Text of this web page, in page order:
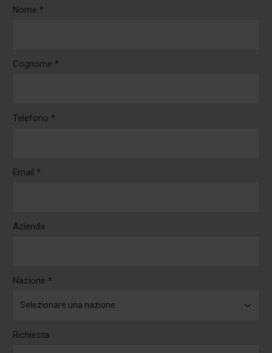
Nome *
Cognome *
Telefono *
Email *
Azienda
Nazione *
Richiesta